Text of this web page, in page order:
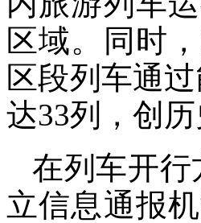
区域。同时
区段列车通
达33列，创历
在列车开
立信息通报